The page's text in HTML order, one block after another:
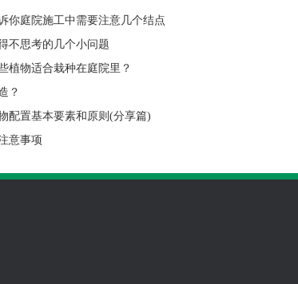
你庭院施工中需要注意几个结点
不思考的几个小问题
植物适合栽种在庭院里？
？
配置基本要素和原则(分享篇)
意事项